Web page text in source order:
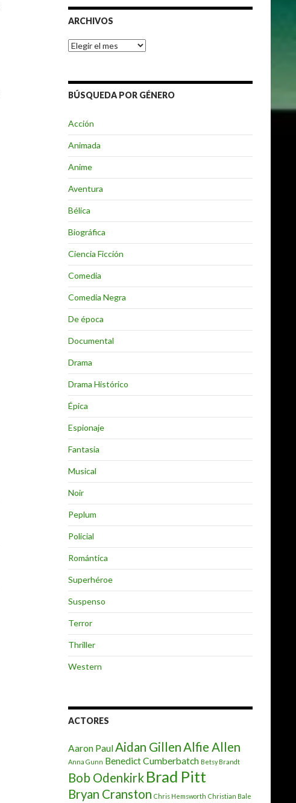
ARCHIVOS
Archivos
BÚSQUEDA POR GÉNERO
Acción
Animada
Anime
Aventura
Bélica
Biográfica
Ciencia Ficción
Comedia
Comedia Negra
De época
Documental
Drama
Drama Histórico
Épica
Espionaje
Fantasia
Musical
Noir
Peplum
Policial
Romántica
Superhéroe
Suspenso
Terror
Thriller
Western
ACTORES
Aaron PaulAidan GillenAlfie Allen
Anna Gunn Benedict Cumberbatch Betsy Brandt
Bob Odenkirk Brad Pitt
Bryan Cranston Chris Hemsworth Christian Bale